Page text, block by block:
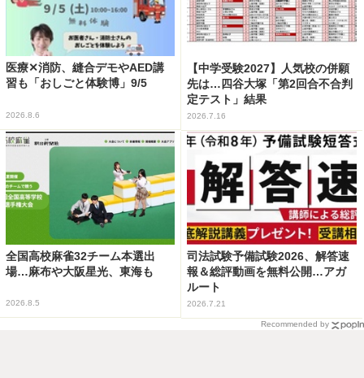
医療✕消防、縫合デモやAED講
習も「おしごと体験博」9/5
2026.8.6
【中学受験2027】人気校の併願
先は…四谷大塚「第2回合不合判
定テスト」結果
2026.7.16
全国高校麻雀32チーム本選出
場…麻布や大阪星光、東海も
2026.8.5
司法試験予備試験2026、解答速
報＆総評動画を無料公開…アガ
ルート
2026.7.21
Recommended by